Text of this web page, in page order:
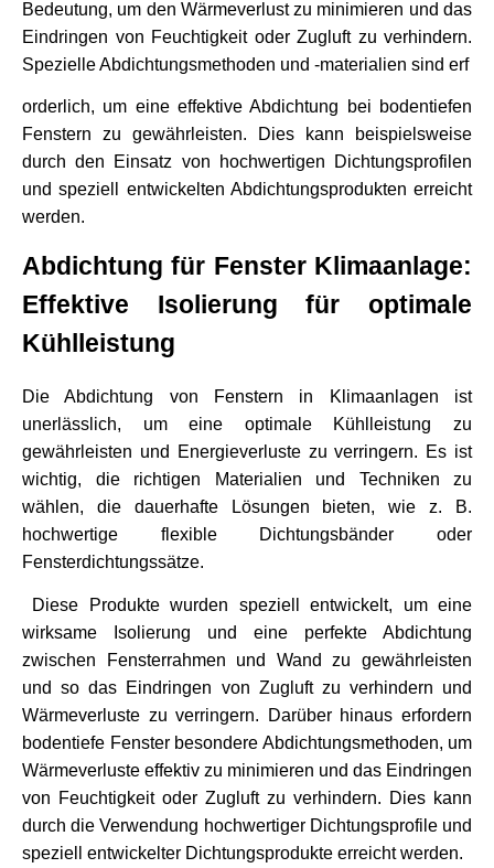
Bedeutung, um den Wärmeverlust zu minimieren und das
Eindringen von Feuchtigkeit oder Zugluft zu verhindern.
Spezielle Abdichtungsmethoden und -materialien sind erf
orderlich, um eine effektive Abdichtung bei bodentiefen
Fenstern zu gewährleisten. Dies kann beispielsweise
durch den Einsatz von hochwertigen Dichtungsprofilen
und speziell entwickelten Abdichtungsprodukten erreicht
werden.
Abdichtung für Fenster Klimaanlage:
Effektive Isolierung für optimale
Kühlleistung
Die Abdichtung von Fenstern in Klimaanlagen ist
unerlässlich, um eine optimale Kühlleistung zu
gewährleisten und Energieverluste zu verringern. Es ist
wichtig, die richtigen Materialien und Techniken zu
wählen, die dauerhafte Lösungen bieten, wie z. B.
hochwertige flexible Dichtungsbänder oder
Fensterdichtungssätze.
wirksame Isolierung und eine perfekte Abdichtung
zwischen Fensterrahmen und Wand zu gewährleisten
und so das Eindringen von Zugluft zu verhindern und
Wärmeverluste zu verringern. Darüber hinaus erfordern
bodentiefe Fenster besondere Abdichtungsmethoden, um
Wärmeverluste effektiv zu minimieren und das Eindringen
von Feuchtigkeit oder Zugluft zu verhindern. Dies kann
durch die Verwendung hochwertiger Dichtungsprofile und
speziell entwickelter Dichtungsprodukte erreicht werden.